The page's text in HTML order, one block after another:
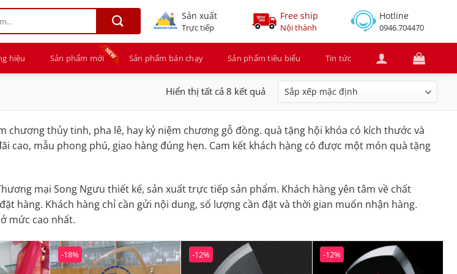
Sản xuất
Trực tiếp
Free ship
Nội thành
Hotline
0946.704470
hiệu Sản phẩm mới Sản phẩm bán chạy Sản phẩm tiêu biểu Tin tức
Hiển thị tất cả 8 kết quả
chương thủy tinh, pha lê, hay kỷ niệm chương gỗ đồng. quà tặng hội khóa có kích thước và
cao, mẫu phong phú, giao hàng đúng hẹn. Cam kết khách hàng có được một món quà tặng
mại Song Ngưu thiết kế, sản xuất trực tiếp sản phẩm. Khách hàng yên tâm về chất
hàng. Khách hàng chỉ cần gửi nội dung, số lượng cần đặt và thời gian muốn nhận hàng.
mức cao nhất.
-18% -12% -12%